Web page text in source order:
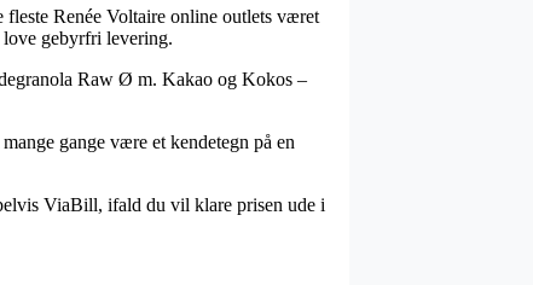
Renée Voltaire online outlets været
love gebyrfri levering.
Raw Ø m. Kakao og Kokos –
gange være et kendetegn på en
ViaBill, ifald du vil klare prisen ude i